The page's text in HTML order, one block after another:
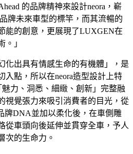
的品牌精神來設計neora，嶄
牌未來車型的標竿，而其流暢的
能的創意，更展現了LUXGEN在
。」
化出具有情感生命的有機體」，是
入點，所以在neora造型設計上特
力、洞悉、細緻、創新」完整融
視覺張力來吸引消費者的目光，從
牌DNA並加以柔化後，在車側雕
從車頭向後延伸並貫穿全車，予人
次的生命力。